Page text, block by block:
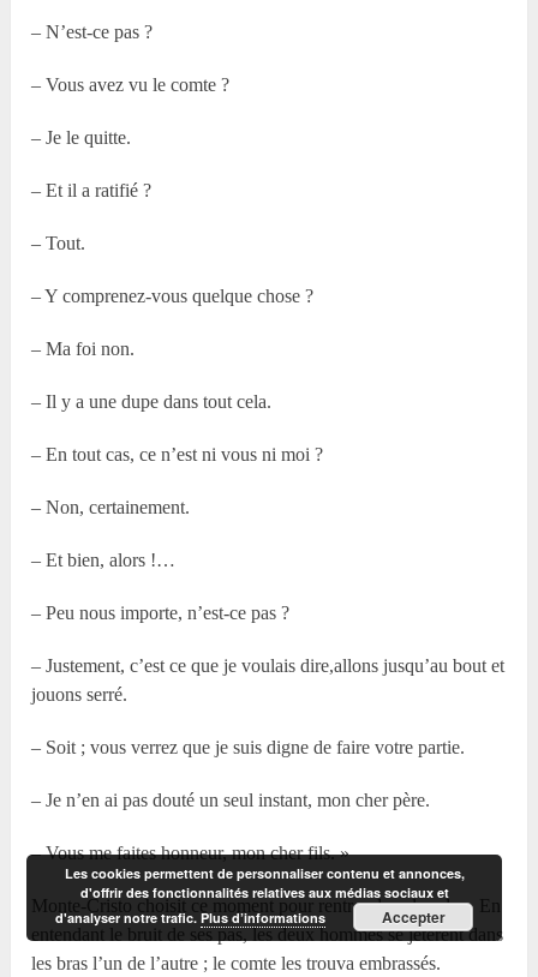
– N’est-ce pas ?
– Vous avez vu le comte ?
– Je le quitte.
– Et il a ratifié ?
– Tout.
– Y comprenez-vous quelque chose ?
– Ma foi non.
– Il y a une dupe dans tout cela.
– En tout cas, ce n’est ni vous ni moi ?
– Non, certainement.
– Et bien, alors !…
– Peu nous importe, n’est-ce pas ?
– Justement, c’est ce que je voulais dire,allons jusqu’au bout et
jouons serré.
– Soit ; vous verrez que je suis digne de faire votre partie.
– Je n’en ai pas douté un seul instant, mon cher père.
– Vous me faites honneur, mon cher fils. »
Monte-Cristo choisit ce moment pour rentrer dans le salon. En
entendant le bruit de ses pas, les deux hommes se jetèrent dans
les bras l’un de l’autre ; le comte les trouva embrassés.
Les cookies permettent de personnaliser contenu et annonces,
d'offrir des fonctionnalités relatives aux médias sociaux et
d'analyser notre trafic.Plus d’informations Accepter